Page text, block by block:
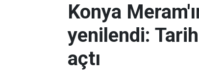
Konya
yenilendi:
açtı